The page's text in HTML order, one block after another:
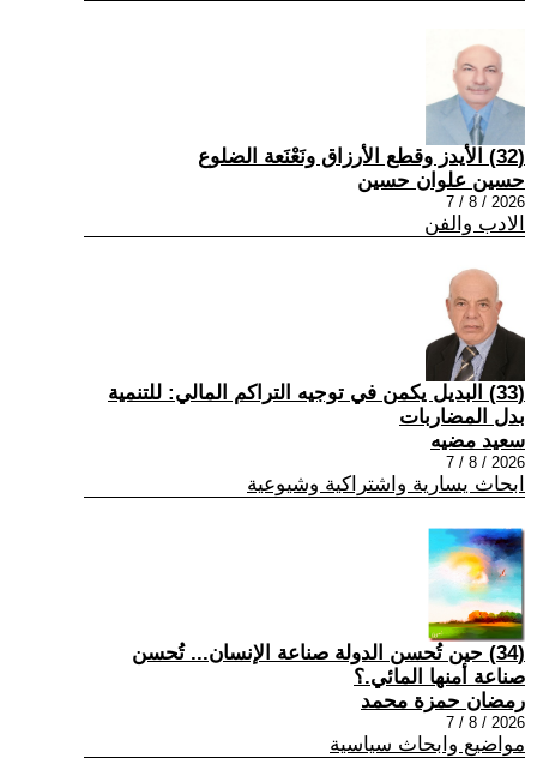
(32) الأيدز وقطع الأرزاق ونَعْنَعة الضلوع
حسين علوان حسين
2026 / 8 / 7
الادب والفن
(33) البديل يكمن في توجيه التراكم المالي: للتنمية
بدل المضاربات
سعيد مضيه
2026 / 8 / 7
ابحاث يسارية واشتراكية وشيوعية
(34) حين تُحسن الدولة صناعة الإنسان... تُحسن
صناعة أمنها المائي.؟
رمضان حمزة محمد
2026 / 8 / 7
مواضيع وابحاث سياسية